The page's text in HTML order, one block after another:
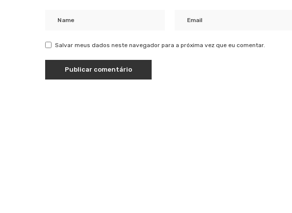
Salvar meus dados neste navegador para a próxima vez que eu comentar.